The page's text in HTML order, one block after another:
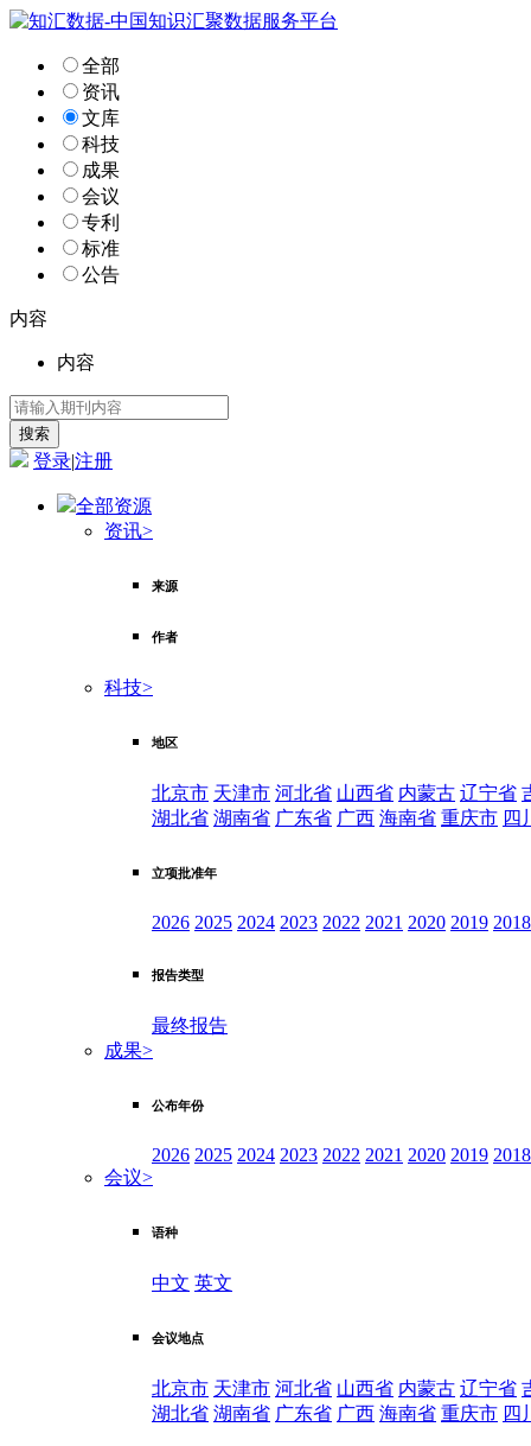
全部
资讯
文库
科技
成果
会议
专利
标准
公告
内容
内容
登录|注册
全部资源
资讯>
来源
作者
科技>
地区
北京市 天津市 河北省 山西省 内蒙古 辽宁省
湖北省 湖南省 广东省 广西 海南省 重庆市 四
立项批准年
2026 2025 2024 2023 2022 2021 2020 2019 2018
报告类型
最终报告
成果>
公布年份
2026 2025 2024 2023 2022 2021 2020 2019 2018
会议>
语种
中文 英文
会议地点
北京市 天津市 河北省 山西省 内蒙古 辽宁省
湖北省 湖南省 广东省 广西 海南省 重庆市 四